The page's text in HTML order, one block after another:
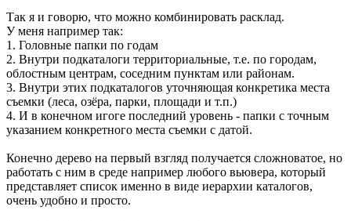
Так я и говорю, что можно комбинировать расклад.
У меня например так:
1. Головные папки по годам
2. Внутри подкаталоги территориальные, т.е. по городам,
облостным центрам, соседним пунктам или районам.
3. Внутри этих подкаталогов уточняющая конкретика места
съемки (леса, озёра, парки, площади и т.п.)
4. И в конечном игоге последний уровень - папки с точным
указанием конкретного места съемки с датой.
Конечно дерево на первый взгляд получается сложноватое, но
работать с ним в среде например любого вьювера, который
представляет список именно в виде иерархии каталогов,
очень удобно и просто.